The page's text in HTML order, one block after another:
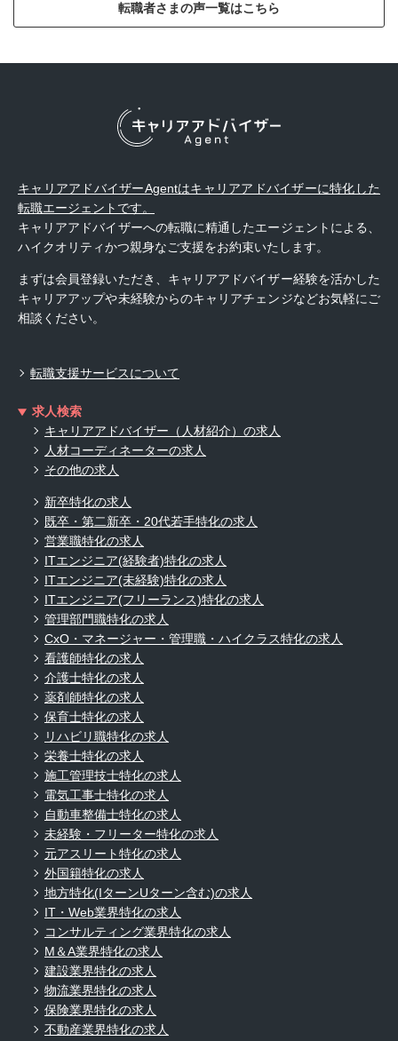
転職者さまの声一覧はこちら
キャリアアドバイザーAgentはキャリアアドバイザーに特化した
転職エージェントです。
キャリアアドバイザーへの転職に精通したエージェントによる、
ハイクオリティかつ親身なご支援をお約束いたします。
まずは会員登録いただき、キャリアアドバイザー経験を活かした
キャリアアップや未経験からのキャリアチェンジなどお気軽にご
相談ください。
転職支援サービスについて
求人検索
キャリアアドバイザー（人材紹介）の求人
人材コーディネーターの求人
その他の求人
新卒特化の求人
既卒・第二新卒・20代若手特化の求人
営業職特化の求人
ITエンジニア(経験者)特化の求人
ITエンジニア(未経験)特化の求人
ITエンジニア(フリーランス)特化の求人
管理部門職特化の求人
CxO・マネージャー・管理職・ハイクラス特化の求人
看護師特化の求人
介護士特化の求人
薬剤師特化の求人
保育士特化の求人
リハビリ職特化の求人
栄養士特化の求人
施工管理技士特化の求人
電気工事士特化の求人
自動車整備士特化の求人
未経験・フリーター特化の求人
元アスリート特化の求人
外国籍特化の求人
地方特化(IターンUターン含む)の求人
IT・Web業界特化の求人
コンサルティング業界特化の求人
M＆A業界特化の求人
建設業界特化の求人
物流業界特化の求人
保険業界特化の求人
不動産業界特化の求人